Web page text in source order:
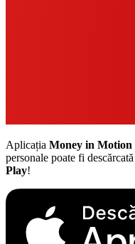
Aplicația Money in Motion
personale poate fi
Play!